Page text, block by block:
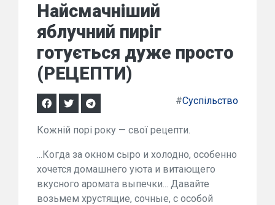
Найсмачніший
яблучний пиріг
готується дуже просто
(РЕЦЕПТИ)
#Суспільство
Кожній порі року — свої рецепти.
...Когда за окном сыро и холодно, особенно
хочется домашнего уюта и витающего
вкусного аромата выпечки... Давайте
возьмем хрустящие, сочные, с особой